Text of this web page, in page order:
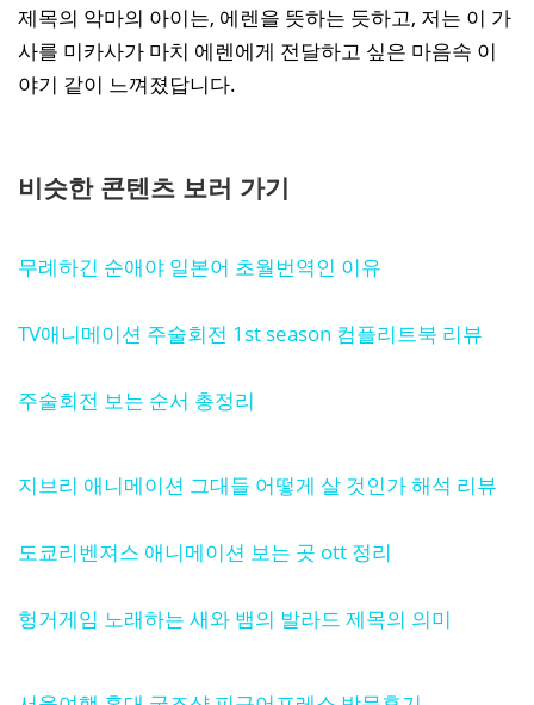
제목의 악마의 아이는, 에렌을 뜻하는 듯하고, 저는 이 가
사를 미카사가 마치 에렌에게 전달하고 싶은 마음속 이
야기 같이 느껴졌답니다.
비슷한 콘텐츠 보러 가기
무례하긴 순애야 일본어 초월번역인 이유
TV애니메이션 주술회전 1st season 컴플리트북 리뷰
주술회전 보는 순서 총정리
지브리 애니메이션 그대들 어떻게 살 것인가 해석 리뷰
도쿄리벤져스 애니메이션 보는 곳 ott 정리
헝거게임 노래하는 새와 뱀의 발라드 제목의 의미